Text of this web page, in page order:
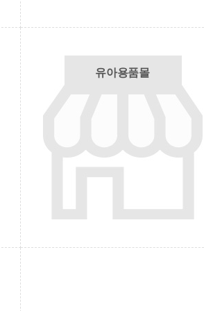
유아용품몰